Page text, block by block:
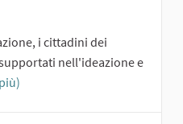
i cittadini dei
nell'ideazione e